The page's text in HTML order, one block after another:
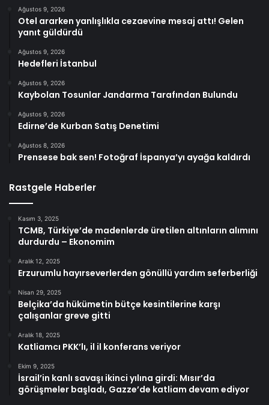
Ağustos 9, 2026
Otel ararken yanlışlıkla cezaevine mesaj attı! Gelen
yanıt güldürdü
Ağustos 9, 2026
Hedefleri İstanbul
Ağustos 9, 2026
Kaybolan Tosunlar Jandarma Tarafından Bulundu
Ağustos 9, 2026
Edirne’de Kurban Satış Denetimi
Ağustos 8, 2026
Prensese bak sen! Fotoğraf İspanya’yı ayağa kaldırdı
Rastgele Haberler
Kasım 3, 2025
TCMB, Türkiye’de madenlerde üretilen altınların alımını
durdurdu – Ekonomim
Aralık 12, 2025
Erzurumlu hayırseverlerden gönüllü yardım seferberliği
Nisan 29, 2025
Belçika’da hükümetin bütçe kesintilerine karşı
çalışanlar greve gitti
Aralık 18, 2025
Katliamcı PKK’lı, il il konferans veriyor
Ekim 9, 2025
İsrail’in kanlı savaşı ikinci yılına girdi: Mısır’da
görüşmeler başladı, Gazze’de katliam devam ediyor